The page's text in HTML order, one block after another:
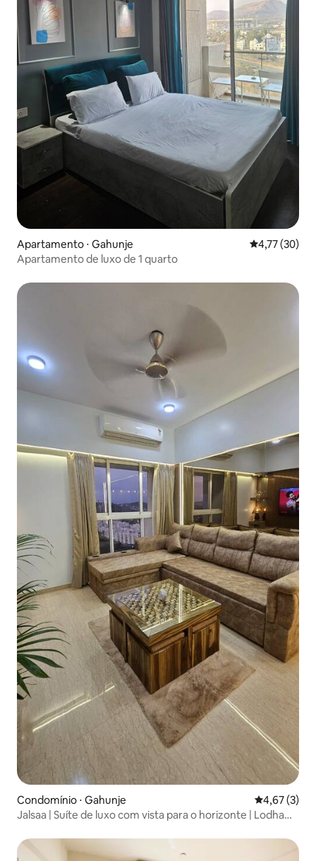
Apartamento ⋅ Gahunje 4,77 de uma
4,77 (30)
Apartamento de luxo de 1 quarto
Condomínio ⋅ Gahunje 4,67 de
4,67 (3)
Jalsaa | Suíte de luxo com vista para o horizonte | Lodha